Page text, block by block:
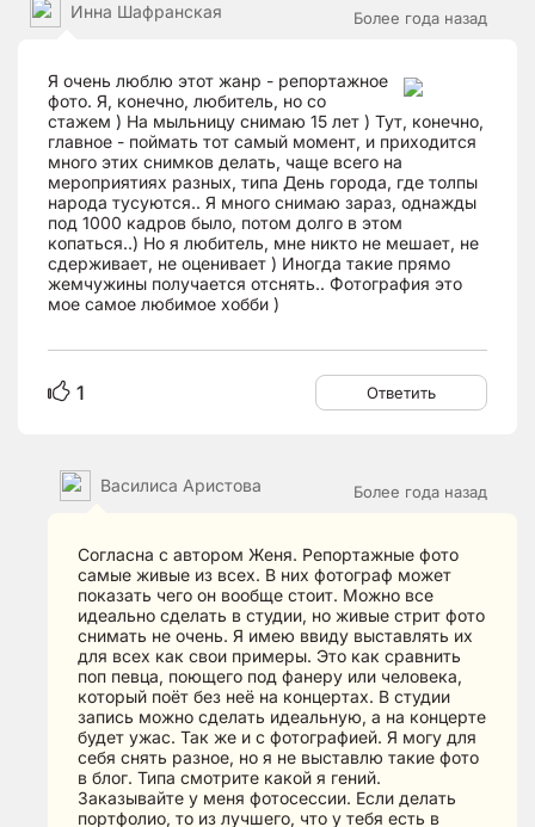
Более года назад
Инна Шафранская
Я очень люблю этот жанр - репортажное
фото. Я, конечно, любитель, но со
стажем ) На мыльницу снимаю 15 лет ) Тут, конечно,
главное - поймать тот самый момент, и приходится
много этих снимков делать, чаще всего на
мероприятиях разных, типа День города, где толпы
народа тусуются.. Я много снимаю зараз, однажды
под 1000 кадров было, потом долго в этом
копаться..) Но я любитель, мне никто не мешает, не
сдерживает, не оценивает ) Иногда такие прямо
жемчужины получается отснять.. Фотография это
мое самое любимое хобби )
1 Ответить
Более года назад
Василиса Аристова
Согласна с автором Женя. Репортажные фото
самые живые из всех. В них фотограф может
показать чего он вообще стоит. Можно все
идеально сделать в студии, но живые стрит фото
снимать не очень. Я имею ввиду выставлять их
для всех как свои примеры. Это как сравнить
поп певца, поющего под фанеру или человека,
который поёт без неё на концертах. В студии
запись можно сделать идеальную, а на концерте
будет ужас. Так же и с фотографией. Я могу для
себя снять разное, но я не выставлю такие фото
в блог. Типа смотрите какой я гений.
Заказывайте у меня фотосессии. Если делать
портфолио, то из лучшего, что у тебя есть в